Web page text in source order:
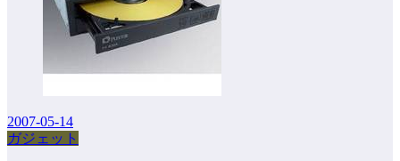
2007-05-14
ガジェット